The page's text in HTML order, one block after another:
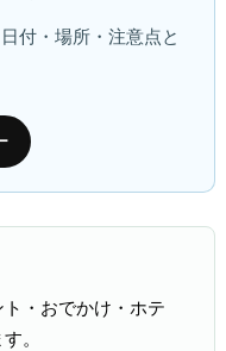
付・場所・注意点と
・おでかけ・ホテ
。